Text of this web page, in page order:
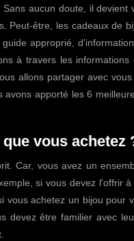
aucun doute, il devient
Peut-être, les cadeaux de
approprié,
à travers les
allons partager avec
apporté les 6
vous achetez
Car, vous avez un
si vous devez l'offrir
achetez un bijou pour
être familier avec